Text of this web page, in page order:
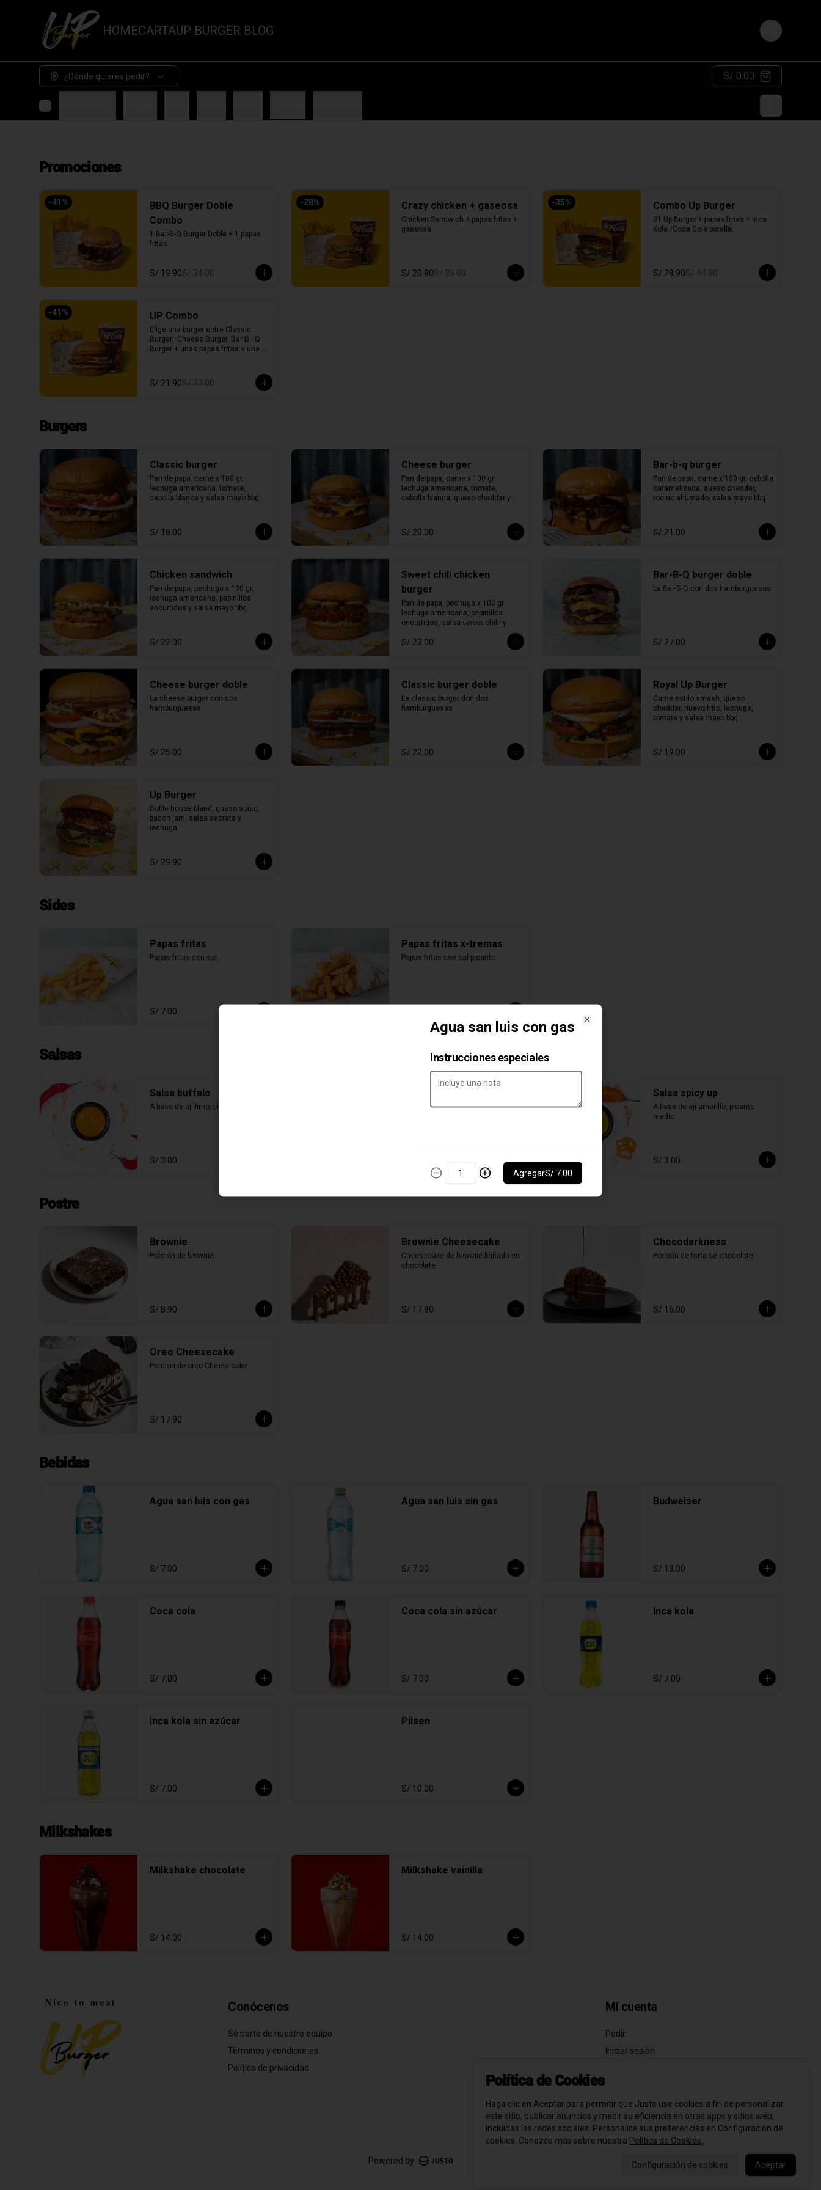
HOMECARTAUP BURGER BLOG Login
¿Dónde quieres pedir? S/ 0.00
Promociones
-41 %
BBQ Burger Doble
Combo
1 Bar-B-Q Burger Doble + 1 papas
fritas
S/ 19.90S/ 34.00
-28% Crazy chicken + gaseosa
Chicken Sandwich + papas fritas +
gaseosa
S/ 20.90S/ 29.00
-35% Combo Up Burger
01 Up Burger + papas fritas + Inca
Kola /Coca Cola botella.
S/ 28.90S/ 44.80
-41 % UP Combo
Elige una burger entre Classic
Burger,  Cheese Burger, Bar B - Q
Burger + unas papas fritas + una
S/ 21.90S/ 37.00
Burgers
Classic burger
Pan de papa, carne x 100 gr,
lechuga americana, tomate,
cebolla blanca y salsa mayo bbq.
S/ 18.00
Cheese burger
Pan de papa, carne x 100 gr
lechuga americana, tomate,
cebolla blanca, queso cheddar y
S/ 20.00
Bar-b-q burger
Pan de papa, carne x 100 gr, cebolla
caramelizada, queso cheddar,
tocino ahumado, salsa mayo bbq y
S/ 21.00
Chicken sandwich
Pan de papa, pechuga x 100 gr,
lechuga americana, pepinillos
encurtidos y salsa mayo bbq.
S/ 22.00
Sweet chili chicken
burger
Pan de papa, pechuga x 100 gr
lechuga americana, pepinillos
encurtidos, salsa sweet chilli y
S/ 23.00
Bar-B-Q burger doble
La Bar-B-Q con dos hamburguesas
S/ 27.00
Cheese burger doble
La cheese burger con dos
hamburguesas
S/ 25.00
Classic burger doble
La classic burger don dos
hamburguesas
S/ 22.00
Royal Up Burger
Carne estilo smash, queso
cheddar, huevo frito, lechuga,
tomate y salsa mayo bbq.
S/ 19.00
Up Burger
Doble house blend, queso suizo,
bacon jam, salsa secreta y
lechuga.
S/ 29.90
Sides
Papas fritas
Papas fritas con sal.
S/ 7.00
Papas fritas x-tremas
Papas fritas con sal picante.
Salsas
Salsa buffalo
A base de ají limo, picante alto
S/ 3.00
Mayonesa con bbq y especias
Salsa spicy up
A base de ají amarillo, picante
medio
S/ 3.00
Postre
Brownie
Porción de brownie.
S/ 8.90
Brownie Cheesecake
Cheesecake de brownie bañado en
chocolate
S/ 17.90
Chocodarkness
Porción de torta de chocolate
S/ 16.00
Oreo Cheesecake
Porcion de oreo Cheesecake
S/ 17.90
Bebidas
Agua san luis con gas
S/ 7.00
Agua san luis sin gas
S/ 7.00
Budweiser
S/ 13.00
Coca cola
S/ 7.00
Coca cola sin azúcar
S/ 7.00
Inca kola
S/ 7.00
Inca kola sin azúcar
S/ 7.00
Pilsen
S/ 10.00
Milkshakes
Milkshake chocolate
S/ 14.00
Milkshake vainilla
S/ 14.00
Conócenos
Sé parte de nuestro equipo
Términos y condiciones
Política de privacidad
Mi cuenta
Pedir
Iniciar sesión
Powered by
Política de Cookies
Haga clic en Aceptar para permitir que Justo use cookies a fin de personalizar
este sitio, publicar anuncios y medir su eficiencia en otras apps y sitios web,
incluidas las redes sociales. Personalice sus preferencias en Configuración de
cookies. Conozca más sobre nuestra Política de Cookies
Configuración de cookies Aceptar
Agua san luis con gas
Instrucciones especiales
AgregarS/ 7.00